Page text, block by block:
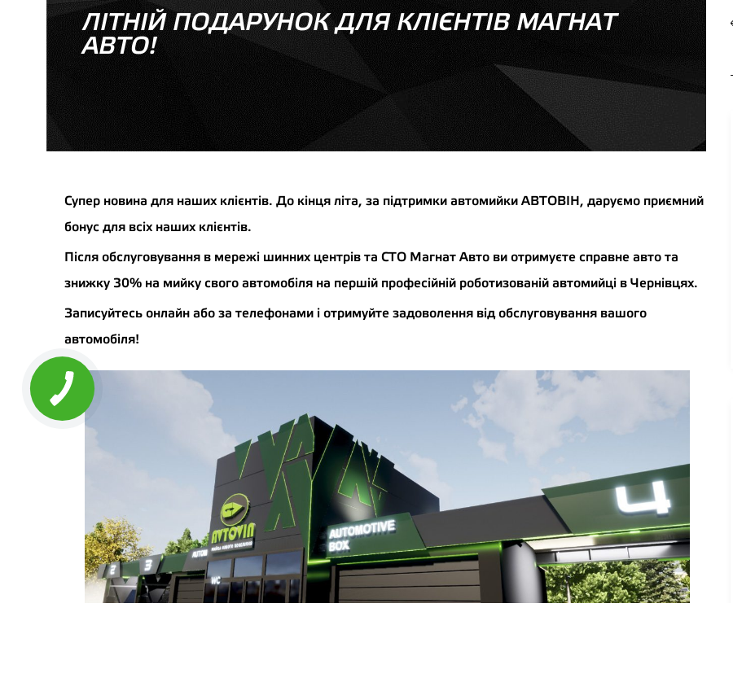
ЛІТНІЙ ПОДАРУНОК ДЛЯ КЛІЄНТІВ МАГНАТ
АВТО!
Супер новина для наших клієнтів. До кінця літа, за підтримки автомийки АВТОВІН, даруємо приємний
бонус для всіх наших клієнтів.
Після обслуговування в мережі шинних центрів та СТО Магнат Авто ви отримуєте справне авто та
знижку 30% на мийку свого автомобіля на першій професійній роботизованій автомийці в Чернівцях.
Записуйтесь онлайн або за телефонами і отримуйте задоволення від обслуговування вашого
автомобіля!